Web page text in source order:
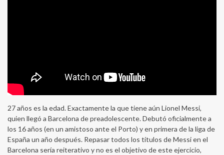
27 años es la edad. Exactamente la que tiene aún Lionel Messi,
quien llegó a Barcelona de preadolescente. Debutó oficialmente a
los 16 años (en un amistoso ante el Porto) y en primera de la liga de
España un año después. Repasar todos los títulos de Messi en el
Barcelona sería reiterativo y no es el objetivo de este ejercicio,